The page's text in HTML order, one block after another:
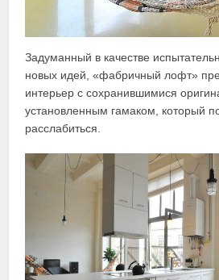
Задуманный в качестве
новых идей, «фабричный лофт»
интерьер с сохранившимися
установленным гамаком, который
расслабиться.